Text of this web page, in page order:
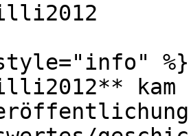
%}
kam